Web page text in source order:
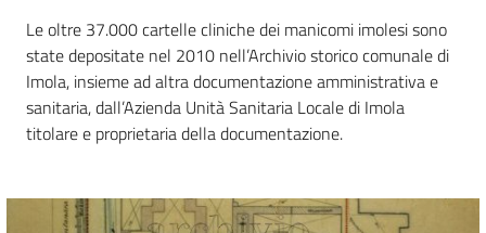
Catalogo
on line
Eventi
Chiedi al
bibliotecario
Le oltre 37.000 cartelle cliniche dei manicomi imolesi sono
state depositate nel 2010 nell’Archivio storico comunale di
Imola, insieme ad altra documentazione amministrativa e
sanitaria, dall’Azienda Unità Sanitaria Locale di Imola
titolare e proprietaria della documentazione.